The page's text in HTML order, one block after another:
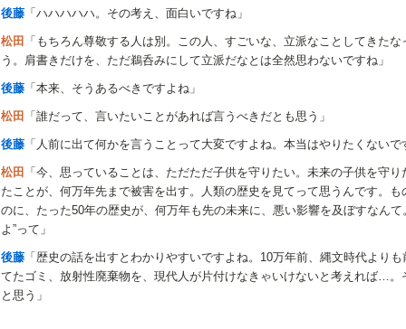
後藤 「ハハハハハ。その考え、面白いですね」
松田
「もちろん尊敬する人は別。この人、すごいな、立派なことしてきた
う。肩書きだけを、ただ鵜呑みにして立派だなとは全然思わないですね」
後藤 「本来、そうあるべきですよね」
松田 「誰だって、言いたいことがあれば言うべきだとも思う」
後藤 「人前に出て何かを言うことって大変ですよね。本当はやりたくない
松田
「今、思っていることは、ただただ子供を守りたい。未来の子供を守
たことが、何万年先まで被害を出す。人類の歴史を見てって思うんです。
のに、たった50年の歴史が、何万年も先の未来に、悪い影響を及ぼすなん
よ”って」
後藤 「歴史の話を出すとわかりやすいですよね。10万年前、縄文時代より
てたゴミ、放射性廃棄物を、現代人が片付けなきゃいけないと考えれば…
と思う」